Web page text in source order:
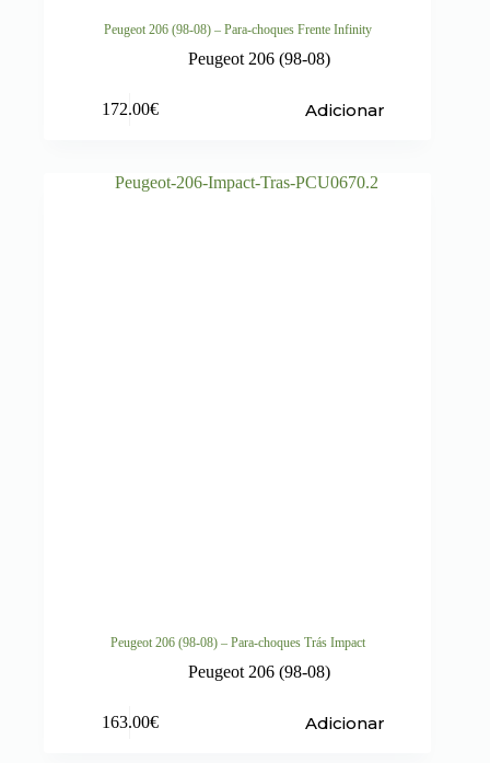
Peugeot 206 (98-08) – Para-choques Frente Infinity
Peugeot 206 (98-08)
172.00€ Adicionar
Peugeot 206 (98-08) – Para-choques Trás Impact
Peugeot 206 (98-08)
163.00€ Adicionar